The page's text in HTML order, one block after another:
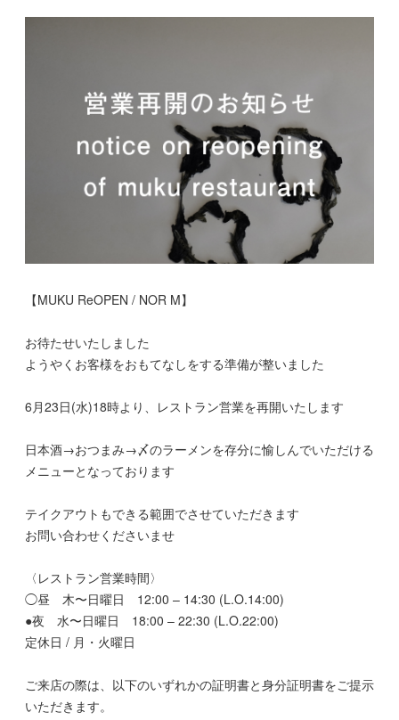
【MUKU ReOPEN / NOR M】
お待たせいたしました
ようやくお客様をおもてなしをする準備が整いました
6月23日(水)18時より、レストラン営業を再開いたします
日本酒→おつまみ→〆のラーメンを存分に愉しんでいただける
メニューとなっております
テイクアウトもできる範囲でさせていただきます
お問い合わせくださいませ
〈レストラン営業時間〉
◯昼 木〜日曜日 12:00 – 14:30 (L.O.14:00)
●夜 水〜日曜日 18:00 – 22:30 (L.O.22:00)
定休日 / 月・火曜日
ご来店の際は、以下のいずれかの証明書と身分証明書をご提示
いただきます。